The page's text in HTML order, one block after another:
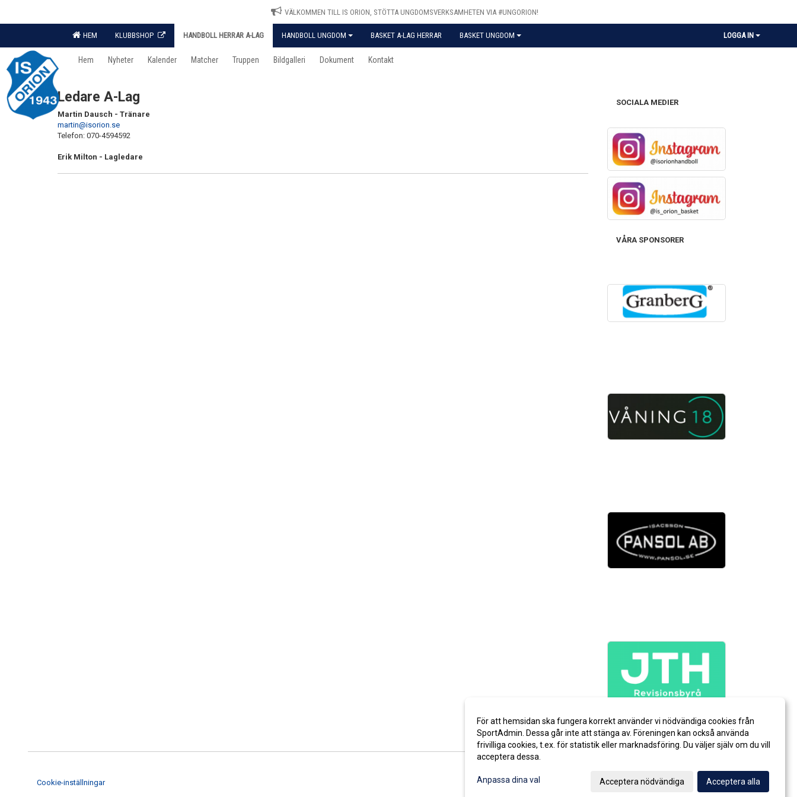
VÄLKOMMEN TILL IS ORION, STÖTTA UNGDOMSVERKSAMHETEN VIA #UNGORION!
HEM KLUBBSHOP HANDBOLL HERRAR A-LAG HANDBOLL UNGDOM BASKET A-LAG HERRAR BASKET UNGDOM LOGGA IN
Hem Nyheter Kalender Matcher Truppen Bildgalleri Dokument Kontakt
Ledare A-Lag
Martin Dausch - Tränare
martin@isorion.se
Telefon: 070-4594592
Erik Milton - Lagledare
SOCIALA MEDIER
VÅRA SPONSORER
Cookie-inställningar
För att hemsidan ska fungera korrekt använder vi nödvändiga cookies från
SportAdmin. Dessa går inte att stänga av. Föreningen kan också använda
frivilliga cookies, t.ex. för statistik eller marknadsföring. Du väljer själv om du vill
acceptera dessa.
Anpassa dina val Acceptera nödvändiga Acceptera alla